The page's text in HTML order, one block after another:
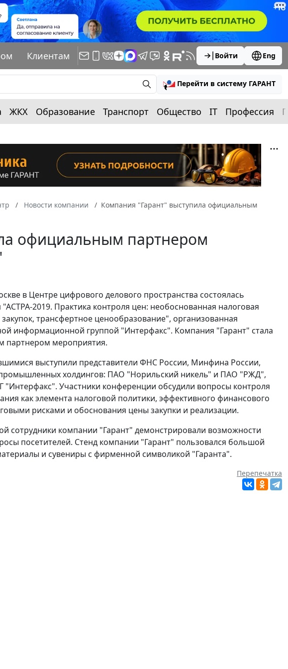
Клиентам Войти Eng
Перейти в систему ГАРАНТ
ЖКХ Образование Транспорт Общество IT Профессия
Новости компании
Компания "Гарант" выступила официальным
официальным партнером
в Центре цифрового делового пространства состоялась
2019. Практика контроля цен: необоснованная налоговая
трансфертное ценообразование", организованная
информационной группой "Интерфакс". Компания "Гарант" стала
партнером мероприятия.
выступили представители ФНС России, Минфина России,
холдингов: ПАО "Норильский никель" и ПАО "РЖД",
"Интерфакс". Участники конференции обсудили вопросы контроля
как элемента налоговой политики, эффективного финансового
рисками и обоснования цены закупки и реализации.
сотрудники компании "Гарант" демонстрировали возможности
посетителей. Стенд компании "Гарант" пользовался большой
и сувениры с фирменной символикой "Гаранта".
Перепечатка